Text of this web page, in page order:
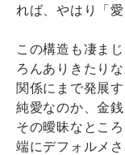
れば、やはり「愛
この構造も凄ま
ろんありきたり
関係にまで発展
純愛なのか、金
その曖昧なとこ
端にデフォルメ